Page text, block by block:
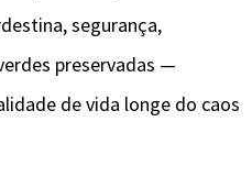
segurança,
preservadas —
de vida longe do caos